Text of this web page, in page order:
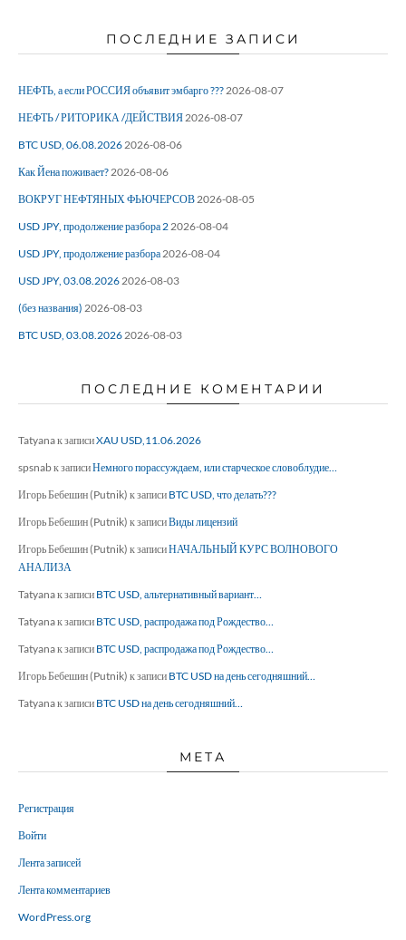
ПОСЛЕДНИЕ ЗАПИСИ
НЕФТЬ, а если РОССИЯ объявит эмбарго ??? 2026-08-07
НЕФТЬ / РИТОРИКА /ДЕЙСТВИЯ 2026-08-07
BTC USD, 06.08.2026 2026-08-06
Как Йена поживает? 2026-08-06
ВОКРУГ НЕФТЯНЫХ ФЬЮЧЕРСОВ 2026-08-05
USD JPY, продолжение разбора 2 2026-08-04
USD JPY, продолжение разбора 2026-08-04
USD JPY, 03.08.2026 2026-08-03
(без названия) 2026-08-03
BTC USD, 03.08.2026 2026-08-03
ПОСЛЕДНИЕ КОМЕНТАРИИ
Tatyanaк записиXAU USD,11.06.2026
spsnabк записиНемного порассуждаем, или старческое словоблудие…
Игорь Бебешин (Putnik) к записи BTC USD, что делать???
Игорь Бебешин (Putnik) к записиВиды лицензий
Игорь Бебешин (Putnik) к записиНАЧАЛЬНЫЙ КУРС ВОЛНОВОГО
АНАЛИЗА
Tatyanaк записи BTC USD, альтернативный вариант…
Tatyanaк записи BTC USD, распродажа под Рождество…
Tatyanaк записи BTC USD, распродажа под Рождество…
Игорь Бебешин (Putnik) к записи BTC USD на день сегодняшний…
Tatyanaк записи BTC USD на день сегодняшний…
МЕТА
Регистрация
Войти
Лента записей
Лента комментариев
WordPress.org